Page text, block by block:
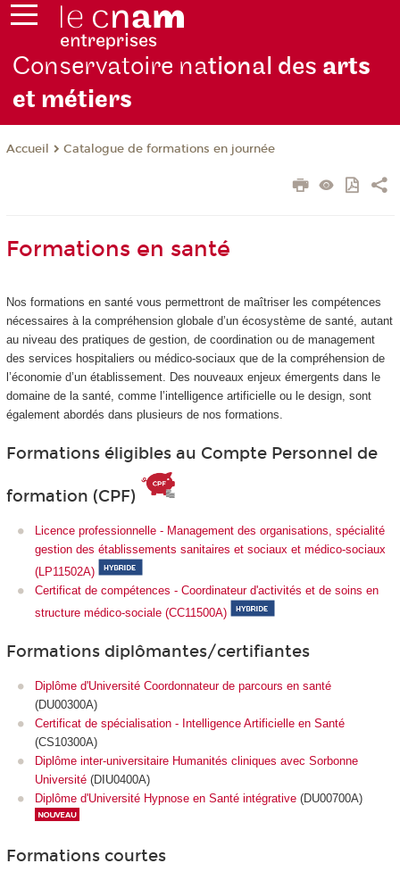
Conservatoire national des arts
et métiers
Accueil Catalogue de formations en journée
Formations en santé
Nos formations en santé vous permettront de maîtriser les compétences
nécessaires à la compréhension globale d’un écosystème de santé, autant
au niveau des pratiques de gestion, de coordination ou de management
des services hospitaliers ou médico-sociaux que de la compréhension de
l’économie d’un établissement. Des nouveaux enjeux émergents dans le
domaine de la santé, comme l’intelligence artificielle ou le design, sont
également abordés dans plusieurs de nos formations.
Formations éligibles au Compte Personnel de
formation (CPF)
Licence professionnelle - Management des organisations, spécialité
gestion des établissements sanitaires et sociaux et médico-sociaux
(LP11502A)
Certificat de compétences - Coordinateur d'activités et de soins en
structure médico-sociale (CC11500A)
Formations diplômantes/certifiantes
Diplôme d'Université Coordonnateur de parcours en santé
(DU00300A)
Certificat de spécialisation - Intelligence Artificielle en Santé
(CS10300A)
Diplôme inter-universitaire Humanités cliniques avec Sorbonne
Université (DIU0400A)
Diplôme d'Université Hypnose en Santé intégrative (DU00700A)
Formations courtes